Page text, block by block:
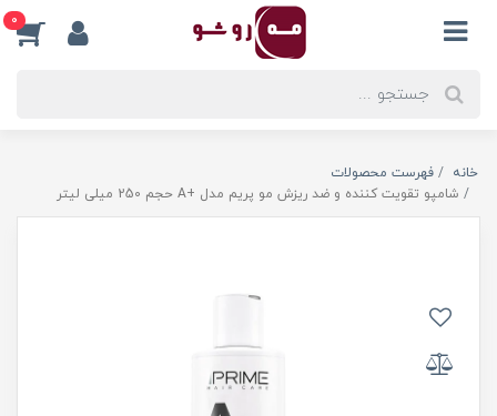
0
خانه
فهرست محصولات
شامپو تقویت کننده و ضد ریزش مو پریم مدل +A حجم 250 میلی لیتر